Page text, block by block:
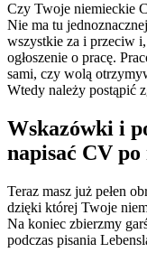
Czy Twoje niemieckie
Nie ma tu
wszystkie za i przeciw
ogłoszenie o pracę.
sami, czy wolą
Wtedy należy postąpić
Wskazówki i
napisać CV
Teraz masz już pełen
dzięki której Twoje
Na koniec zbierzmy
podczas pisania